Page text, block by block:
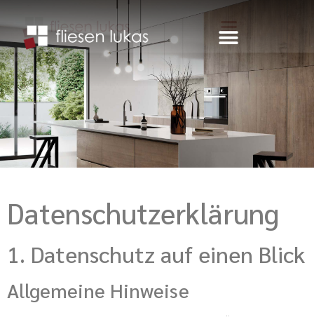
Datenschutz­erklärung
1. Datenschutz auf einen Blick
Allgemeine Hinweise